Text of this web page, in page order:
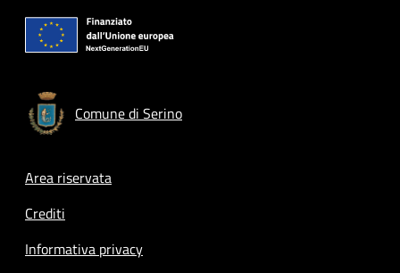
Comune di Serino
Footer menu
Area riservata
Crediti
Informativa privacy